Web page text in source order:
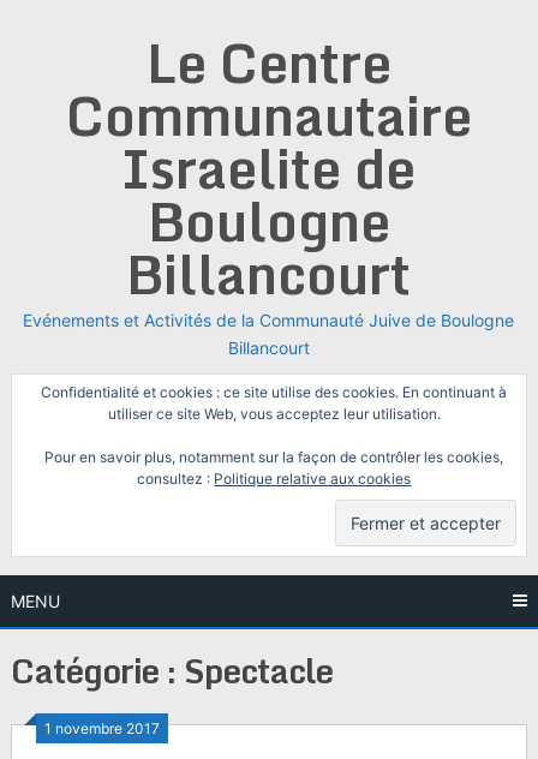
Le Centre
Communautaire
Israelite de
Boulogne
Billancourt
Evénements et Activités de la Communauté Juive de Boulogne
Billancourt
Confidentialité et cookies : ce site utilise des cookies. En continuant à
utiliser ce site Web, vous acceptez leur utilisation.
Pour en savoir plus, notamment sur la façon de contrôler les cookies,
consultez : Politique relative aux cookies
MENU
Catégorie : Spectacle
1 novembre 2017